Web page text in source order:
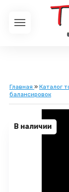
Главная » Каталог
балансировок
В наличии